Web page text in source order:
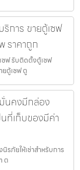
การ ขายตู้เซฟ
ราคาถูก
ซฟ รับติดตั้งตู้เซฟ
ตู้เซฟ ตู
นคงมีกล่อง
นที่เก็บของมีค่า
ภัยให้เช่าสำหรับการ
ต